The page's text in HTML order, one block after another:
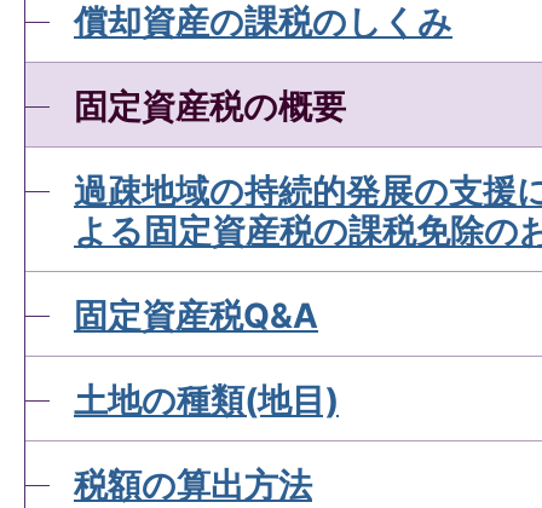
償却資産の課税のしくみ
固定資産税の概要
過疎地域の持続的発展の支援
よる固定資産税の課税免除の
固定資産税Q&A
土地の種類(地目)
税額の算出方法